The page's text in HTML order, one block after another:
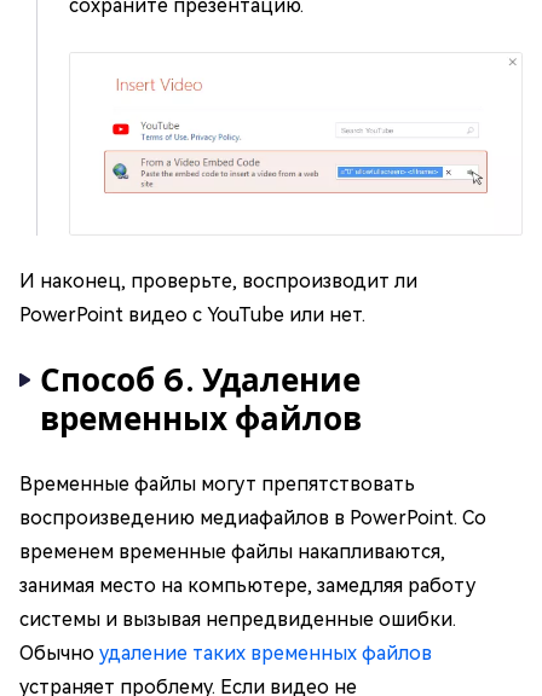
сохраните презентацию.
И наконец, проверьте, воспроизводит ли
PowerPoint видео с YouTube или нет.
Способ 6. Удаление
временных файлов
Временные файлы могут препятствовать
воспроизведению медиафайлов в PowerPoint. Со
временем временные файлы накапливаются,
занимая место на компьютере, замедляя работу
системы и вызывая непредвиденные ошибки.
Обычно удаление таких временных файлов
устраняет проблему. Если видео не